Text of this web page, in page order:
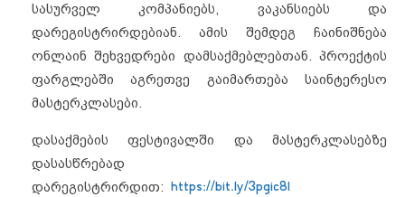
სასურველ კომპანიებს, ვაკანსიებს და
დარეგისტრირდებიან. ამის შემდეგ ჩაინიშნება
ონლაინ შეხვედრები დამსაქმებლებთან. პროექტის
ფარგლებში აგრეთვე გაიმართება საინტერესო
მასტერკლასები.
დასაქმების ფესტივალში და მასტერკლასებზე
დასასწრებად
დარეგისტრირდით: https://bit.ly/3pgic8l